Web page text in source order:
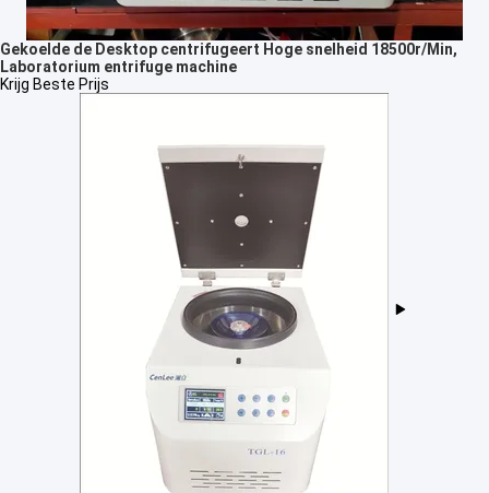
Gekoelde de Desktop centrifugeert Hoge snelheid 18500r/Min,
Laboratorium entrifuge machine
Krijg Beste Prijs